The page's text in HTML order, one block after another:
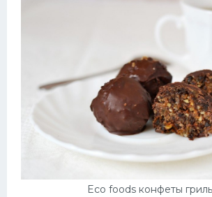
Eco foods конфеты